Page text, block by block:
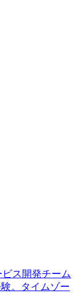
ス開発チーム
験。タイムゾー